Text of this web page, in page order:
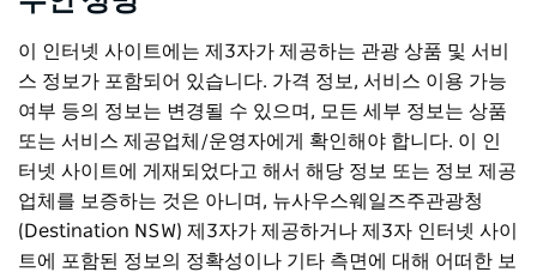
이 인터넷 사이트에는 제3자가 제공하는 관광 상품 및 서비
스 정보가 포함되어 있습니다. 가격 정보, 서비스 이용 가능
여부 등의 정보는 변경될 수 있으며, 모든 세부 정보는 상품
또는 서비스 제공업체/운영자에게 확인해야 합니다. 이 인
터넷 사이트에 게재되었다고 해서 해당 정보 또는 정보 제공
업체를 보증하는 것은 아니며, 뉴사우스웨일즈주관광청
(Destination NSW) 제3자가 제공하거나 제3자 인터넷 사이
트에 포함된 정보의 정확성이나 기타 측면에 대해 어떠한 보